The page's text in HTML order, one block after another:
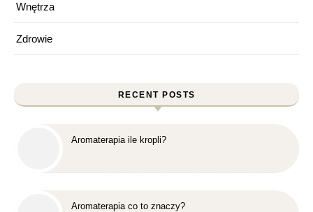
Wnętrza
Zdrowie
RECENT POSTS
Aromaterapia ile kropli?
Aromaterapia co to znaczy?